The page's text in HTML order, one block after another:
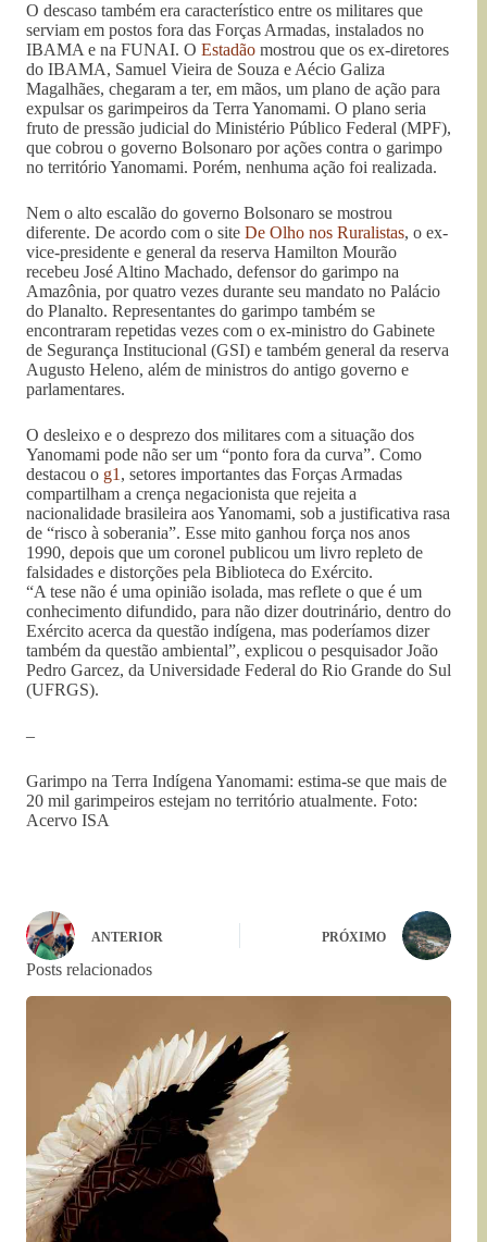
O descaso também era característico entre os militares que
serviam em postos fora das Forças Armadas, instalados no
IBAMA e na FUNAI. O Estadão mostrou que os ex-diretores
do IBAMA, Samuel Vieira de Souza e Aécio Galiza
Magalhães, chegaram a ter, em mãos, um plano de ação para
expulsar os garimpeiros da Terra Yanomami. O plano seria
fruto de pressão judicial do Ministério Público Federal (MPF),
que cobrou o governo Bolsonaro por ações contra o garimpo
no território Yanomami. Porém, nenhuma ação foi realizada.
Nem o alto escalão do governo Bolsonaro se mostrou
diferente. De acordo com o site De Olho nos Ruralistas, o ex-
vice-presidente e general da reserva Hamilton Mourão
recebeu José Altino Machado, defensor do garimpo na
Amazônia, por quatro vezes durante seu mandato no Palácio
do Planalto. Representantes do garimpo também se
encontraram repetidas vezes com o ex-ministro do Gabinete
de Segurança Institucional (GSI) e também general da reserva
Augusto Heleno, além de ministros do antigo governo e
parlamentares.
O desleixo e o desprezo dos militares com a situação dos
Yanomami pode não ser um “ponto fora da curva”. Como
destacou o g1 , setores importantes das Forças Armadas
compartilham a crença negacionista que rejeita a
nacionalidade brasileira aos Yanomami, sob a justificativa rasa
de “risco à soberania”. Esse mito ganhou força nos anos
1990, depois que um coronel publicou um livro repleto de
falsidades e distorções pela Biblioteca do Exército.
“A tese não é uma opinião isolada, mas reflete o que é um
conhecimento difundido, para não dizer doutrinário, dentro do
Exército acerca da questão indígena, mas poderíamos dizer
também da questão ambiental”, explicou o pesquisador João
Pedro Garcez, da Universidade Federal do Rio Grande do Sul
(UFRGS).
–
Garimpo na Terra Indígena Yanomami: estima-se que mais de
20 mil garimpeiros estejam no território atualmente. Foto:
Acervo ISA
ANTERIOR PRÓXIMO
Posts relacionados